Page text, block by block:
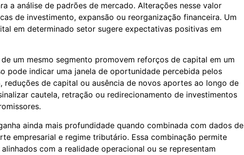
a análise de padrões de mercado. Alterações nesse valor
de investimento, expansão ou reorganização financeira. Um
em determinado setor sugere expectativas positivas em
um mesmo segmento promovem reforços de capital em um
pode indicar uma janela de oportunidade percebida pelos
reduções de capital ou ausência de novos aportes ao longo de
cautela, retração ou redirecionamento de investimentos
ainda mais profundidade quando combinada com dados de
empresarial e regime tributário. Essa combinação permite
com a realidade operacional ou se representam